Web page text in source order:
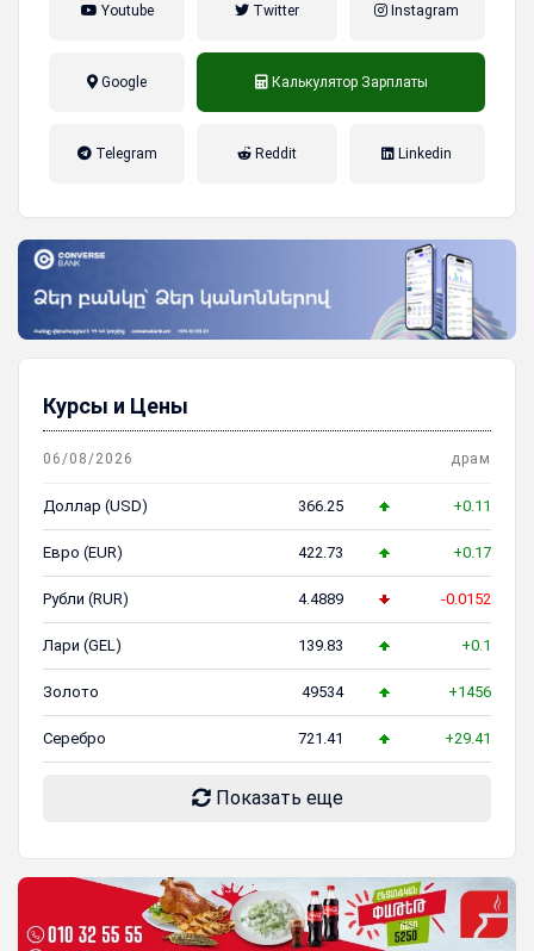
Youtube Twitter Instagram
Google Калькулятор Зарплаты
Telegram Reddit Linkedin
Курсы и Цены
06/08/2026 драм
Доллар (USD) 366.25 +0.11
Евро (EUR) 422.73 +0.17
Рубли (RUR) 4.4889 -0.0152
Лари (GEL) 139.83 +0.1
Золото 49534 +1456
Серебро 721.41 +29.41
Показать еще